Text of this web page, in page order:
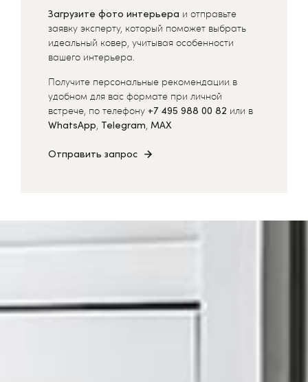
Загрузите фото интерьера и отправьте
заявку эксперту, который поможет выбрать
идеальный ковер, учитывая особенности
вашего интерьера.
Получите персональные рекомендации в
удобном для вас формате при личной
встрече, по телефону +7 495 988 00 82 или в
WhatsApp, Telegram, MAX
Отправить запрос